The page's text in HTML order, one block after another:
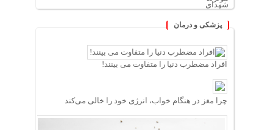
پزشکی و درمان
افراد مضطرب دنیا را متفاوت می بینند!
چرا مغز در هنگام خواب، انرژی خود را خالی می‌کند